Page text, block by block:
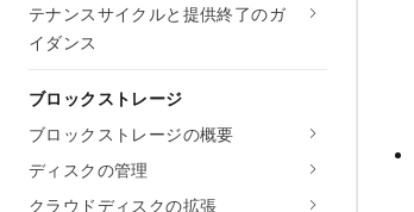
テナンスサイクルと提供終了のガ
イダンス
ブロックストレージ
ブロックストレージの概要
ディスクの管理
クラウドディスクの拡張